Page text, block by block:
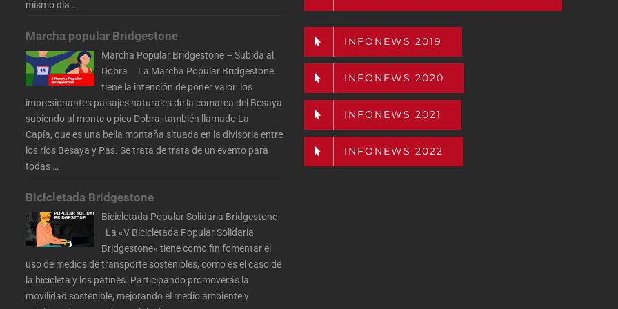
mismo día …
Marcha popular Bridgestone
Marcha Popular Bridgestone – Subida al
Dobra La Marcha Popular Bridgestone
tiene la intención de poner valor los
impresionantes paisajes naturales de la comarca del Besaya
subiendo al monte o pico Dobra, también llamado La
Capía, que es una bella montaña situada en la divisoria entre
los ríos Besaya y Pas. Se trata de trata de un evento para
todas …
Bicicletada Bridgestone
Bicicletada Popular Solidaria Bridgestone
La «V Bicicletada Popular Solidaria
Bridgestone» tiene como fin fomentar el
uso de medios de transporte sostenibles, como es el caso de
la bicicleta y los patines. Participando promoverás la
movilidad sostenible, mejorando el medio ambiente y
INFONEWS 2019
INFONEWS 2020
INFONEWS 2021
INFONEWS 2022